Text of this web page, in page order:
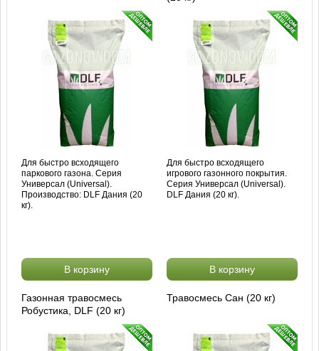
Для быстро всходящего
паркового газона. Серия
Универсал (Universal).
Производство: DLF Дания (20
кг).
В корзину
Для быстро всходящего
игрового газонного покрытия.
Серия Универсал (Universal).
DLF Дания (20 кг).
В корзину
Газонная травосмесь
Робустика, DLF (20 кг)
Травосмесь Сан (20 кг)